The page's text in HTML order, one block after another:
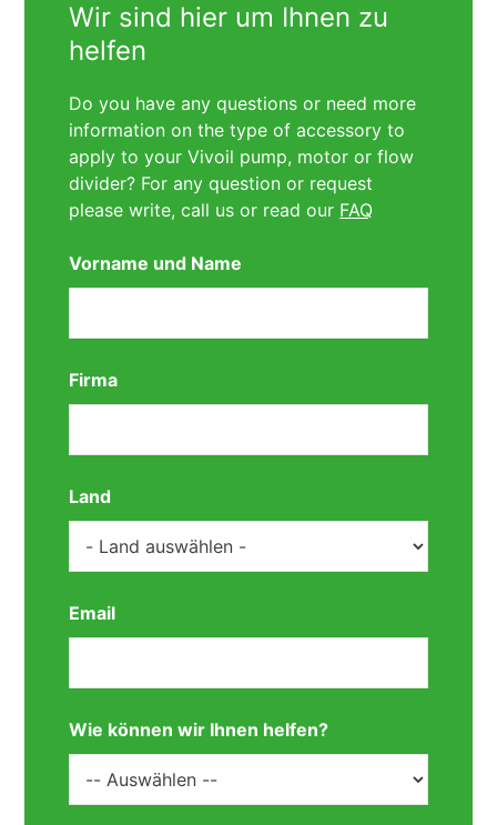
Wir sind hier um Ihnen zu
helfen
Do you have any questions or need more
information on the type of accessory to
apply to your Vivoil pump, motor or flow
divider? For any question or request
please write, call us or read our FAQ
Vorname und Name
Firma
Land
Email
Wie können wir Ihnen helfen?